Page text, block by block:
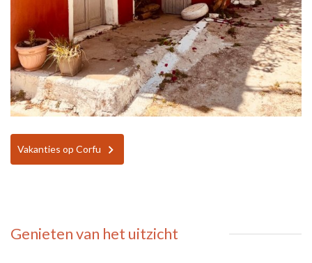
Vakanties op Corfu
Genieten van het uitzicht